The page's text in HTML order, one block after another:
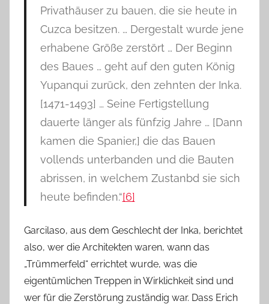
Privathäuser zu bauen, die sie heute in
Cuzca besitzen. … Dergestalt wurde jene
erhabene Größe zerstört … Der Beginn
des Baues … geht auf den guten König
Yupanqui zurück, den zehnten der Inka.
[1471-1493] … Seine Fertigstellung
dauerte länger als fünfzig Jahre … [Dann
kamen die Spanier,] die das Bauen
vollends unterbanden und die Bauten
abrissen, in welchem Zustanbd sie sich
heute befinden.“[6]
Garcilaso, aus dem Geschlecht der Inka, berichtet
also, wer die Architekten waren, wann das
„Trümmerfeld“ errichtet wurde, was die
eigentümlichen Treppen in Wirklichkeit sind und
wer für die Zerstörung zuständig war. Dass Erich